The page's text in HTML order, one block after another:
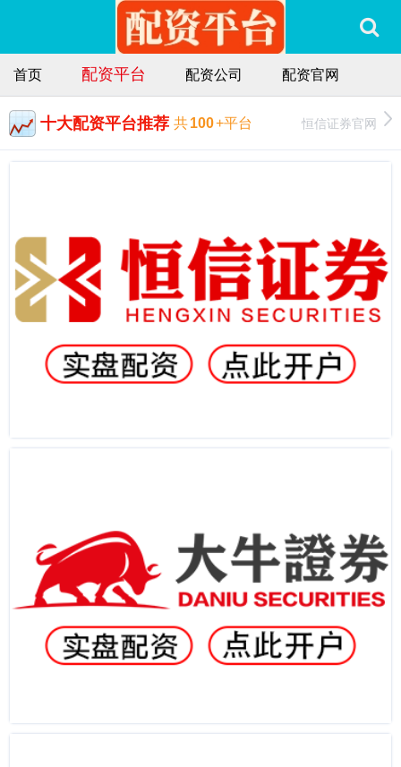
首页 配资平台 配资公司 配资官网
十大配资平台推荐 共100+平台 恒信证券官网